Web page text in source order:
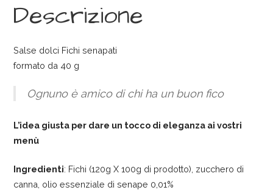
Descrizione
Salse dolci Fichi senapati
formato da 40 g
Ognuno è amico di chi ha un buon fico
L’idea giusta per dare un tocco di eleganza ai vostri
menù
Ingredienti: Fichi (120g X 100g di prodotto), zucchero di
canna, olio essenziale di senape 0,01%